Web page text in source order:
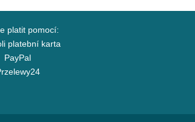
platit pomocí:
platební karta
PayPal